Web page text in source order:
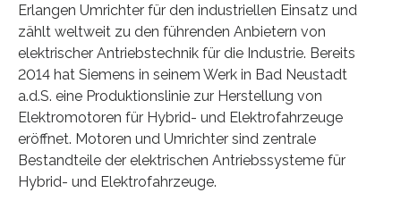
Erlangen Umrichter für den industriellen Einsatz und
zählt weltweit zu den führenden Anbietern von
elektrischer Antriebstechnik für die Industrie. Bereits
2014 hat Siemens in seinem Werk in Bad Neustadt
a.d.S. eine Produktionslinie zur Herstellung von
Elektromotoren für Hybrid- und Elektrofahrzeuge
eröffnet. Motoren und Umrichter sind zentrale
Bestandteile der elektrischen Antriebssysteme für
Hybrid- und Elektrofahrzeuge.